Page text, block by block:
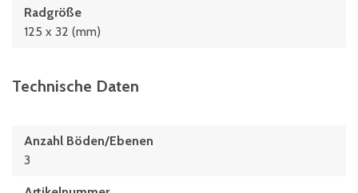
Radgröße
125 x 32 (mm)
Technische Daten
Anzahl Böden/Ebenen
3